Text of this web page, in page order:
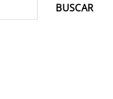
BUSCAR